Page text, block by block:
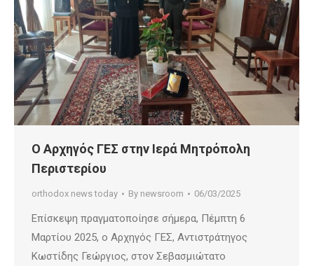
Ο Αρχηγός ΓΕΣ στην Ιερά Μητρόπολη
Περιστερίου
orthodox news today By newsroom 06/03/2025
Επίσκεψη πραγματοποίησε σήμερα, Πέμπτη 6
Μαρτίου 2025, ο Αρχηγός ΓΕΣ, Αντιστράτηγος
Κωστίδης Γεώργιος, στον Σεβασμιώτατο